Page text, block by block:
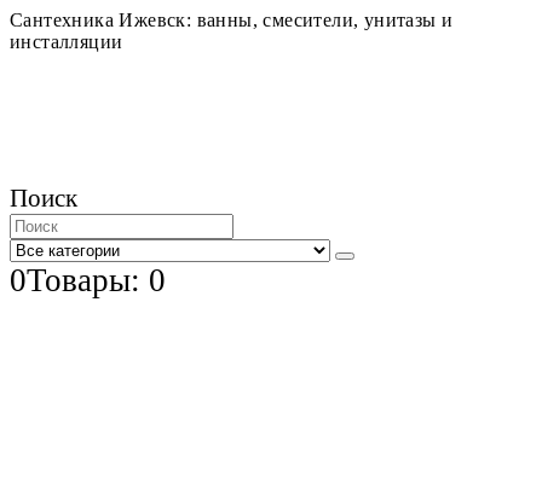
Сантехника Ижевск: ванны, смесители, унитазы и
инсталляции
Поиск
0Товары: 0